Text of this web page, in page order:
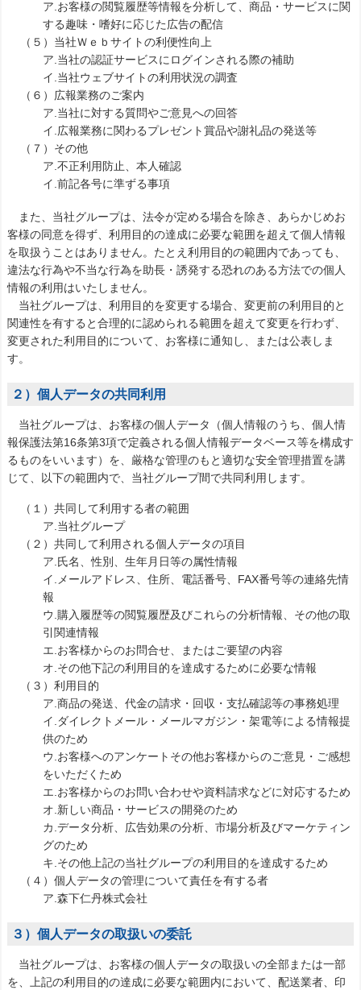
ア.お客様の閲覧履歴等情報を分析して、商品・サービスに関
する趣味・嗜好に応じた広告の配信
（５）当社Ｗｅｂサイトの利便性向上
ア.当社の認証サービスにログインされる際の補助
イ.当社ウェブサイトの利用状況の調査
（６）広報業務のご案内
ア.当社に対する質問やご意見への回答
イ.広報業務に関わるプレゼント賞品や謝礼品の発送等
（７）その他
ア.不正利用防止、本人確認
イ.前記各号に準ずる事項
また、当社グループは、法令が定める場合を除き、あらかじめお
客様の同意を得ず、利用目的の達成に必要な範囲を超えて個人情報
を取扱うことはありません。たとえ利用目的の範囲内であっても、
違法な行為や不当な行為を助長・誘発する恐れのある方法での個人
情報の利用はいたしません。
当社グループは、利用目的を変更する場合、変更前の利用目的と
関連性を有すると合理的に認められる範囲を超えて変更を行わず、
変更された利用目的について、お客様に通知し、または公表しま
す。
２）個人データの共同利用
当社グループは、お客様の個人データ（個人情報のうち、個人情
報保護法第16条第3項で定義される個人情報データベース等を構成す
るものをいいます）を、厳格な管理のもと適切な安全管理措置を講
じて、以下の範囲内で、当社グループ間で共同利用します。
（１）共同して利用する者の範囲
ア.当社グループ
（２）共同して利用される個人データの項目
ア.氏名、性別、生年月日等の属性情報
イ.メールアドレス、住所、電話番号、FAX番号等の連絡先情
報
ウ.購入履歴等の閲覧履歴及びこれらの分析情報、その他の取
引関連情報
エ.お客様からのお問合せ、またはご要望の内容
オ.その他下記の利用目的を達成するために必要な情報
（３）利用目的
ア.商品の発送、代金の請求・回収・支払確認等の事務処理
イ.ダイレクトメール・メールマガジン・架電等による情報提
供のため
ウ.お客様へのアンケートその他お客様からのご意見・ご感想
をいただくため
エ.お客様からのお問い合わせや資料請求などに対応するため
オ.新しい商品・サービスの開発のため
カ.データ分析、広告効果の分析、市場分析及びマーケティン
グのため
キ.その他上記の当社グループの利用目的を達成するため
（４）個人データの管理について責任を有する者
ア.森下仁丹株式会社
３）個人データの取扱いの委託
当社グループは、お客様の個人データの取扱いの全部または一部
を、上記の利用目的の達成に必要な範囲内において、配送業者、印